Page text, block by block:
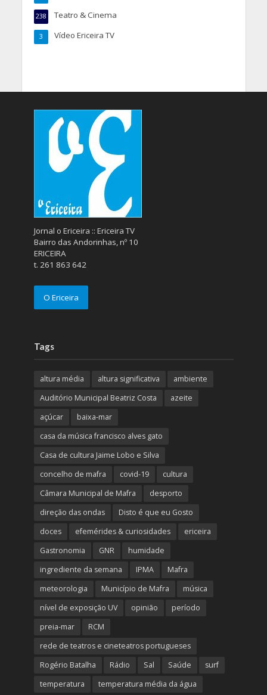
Teatro & Cinema
238
Vídeo Ericeira TV
3
Jornal o Ericeira :: Ericeira TV
Bairro das Andorinhas, nº 10
ERICEIRA
t. 261 863 642
O Ericeira
Tags
altura média altura significativa
ambiente
Auditório Municipal Beatriz Costa
azeite
açúcar
baixa-mar
casa da música francisco alves gato
Casa de cultura Jaime Lobo e Silva
concelho de mafra
covid-19
cultura
Câmara Municipal de Mafra
desporto
direção das ondas
Disto é que eu Gosto
doces
efemérides & curiosidades
ericeira
Gastronomia
GNR
humidade
ingrediente da semana
IPMA
Mafra
meteorologia
Município de Mafra
música
nível de exposição UV
opinião
período
preia-mar
RCM
rede de teatros e cineteatros portugueses
Rogério Batalha
Rádio Sal Saúde
surf
temperatura
temperatura média da água